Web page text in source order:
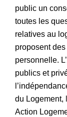
public un
toutes les
relatives au
proposent
personnelle.
publics et
du Logement,
Action